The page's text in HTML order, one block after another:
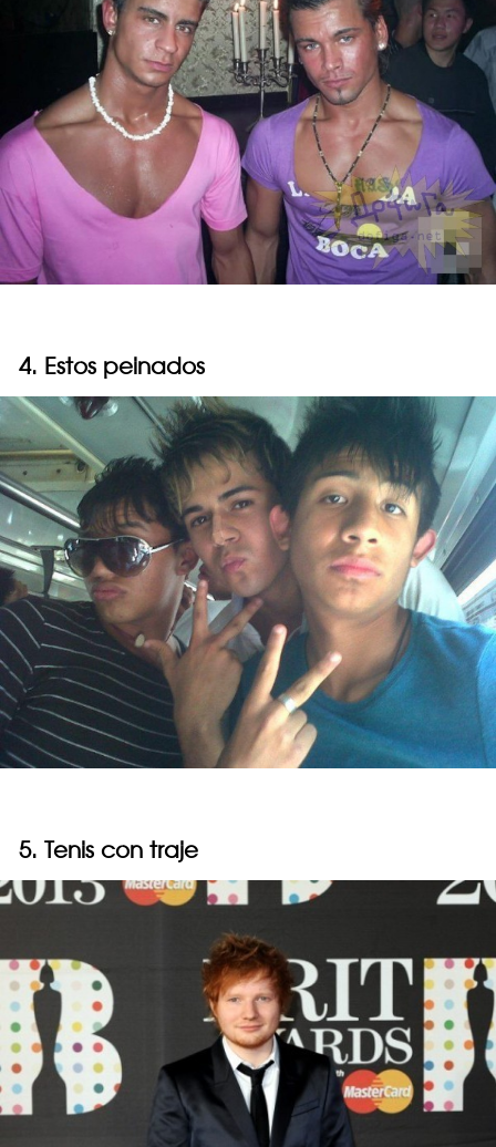
4. Estos peinados
5. Tenis con traje